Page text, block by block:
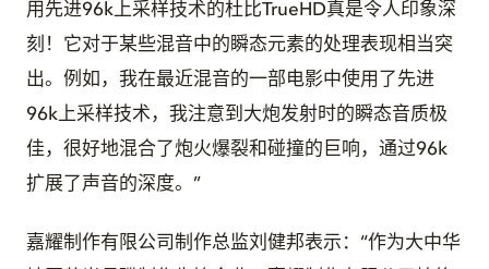
用先进96k上采样技术的杜比TrueHD真是令人印象深
刻！它对于某些混音中的瞬态元素的处理表现相当突
出。例如，我在最近混音的一部电影中使用了先进
96k上采样技术，我注意到大炮发射时的瞬态音质极
佳，很好地混合了炮火爆裂和碰撞的巨响，通过96k
扩展了声音的深度。”
嘉耀制作有限公司制作总监刘健邦表示：“作为大中华